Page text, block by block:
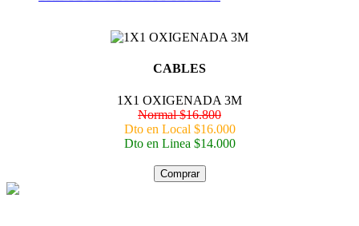
CABLES
1X1 OXIGENADA 3M
Normal $16.800
Dto en Local $16.000
Dto en Linea $14.000